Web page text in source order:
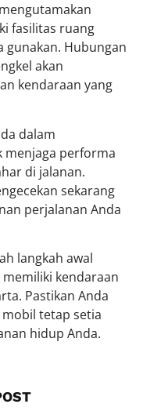
fasilitas ruang
gunakan. Hubungan
akan
kendaraan yang
dalam
menjaga performa
di jalanan.
sekarang
perjalanan Anda
langkah awal
kendaraan
Pastikan Anda
tetap setia
hidup Anda.